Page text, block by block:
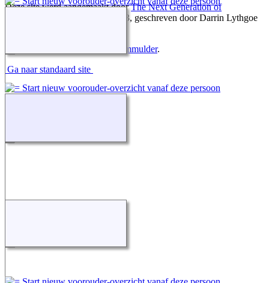
Deze site werd aangemaakt doorThe Next Generation of
v. 15.0.3, geschreven door Darrin Lythgoe
jbmmulder.
Ga naar standaard site